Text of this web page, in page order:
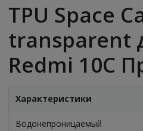
TPU Space
transparent
Redmi 10C
Характеристики
Водонепроницаемый